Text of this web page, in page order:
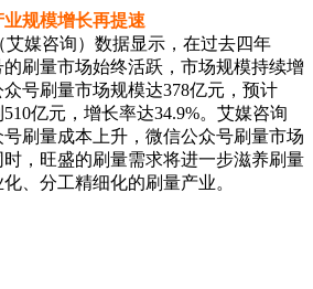
规模增长再提速
媒咨询）数据显示，在过去四年
刷量市场始终活跃，市场规模持续增
号刷量市场规模达378亿元，预计
亿元，增长率达34.9%。艾媒咨询
刷量成本上升，微信公众号刷量市场
，旺盛的刷量需求将进一步滋养刷量
、分工精细化的刷量产业。